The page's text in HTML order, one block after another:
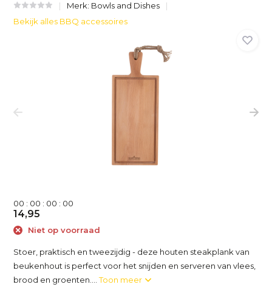
Merk: Bowls and Dishes
Bekijk alles BBQ accessoires
00 : 00 : 00 : 00
14,95
Niet op voorraad
Stoer, praktisch en tweezijdig - deze houten steakplank van
beukenhout is perfect voor het snijden en serveren van vlees,
brood en groenten....Toon meer